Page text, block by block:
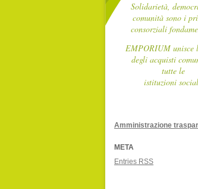
Solidarietà,
comunità sono i
consorziali
EMPORIUM unisce
degli acquisti
tutte le
istituzioni
Amministrazione
META
Entries RSS